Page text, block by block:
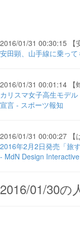
2016/01/31 00:30:15 【
安田顕、山手線に乗っ
2016/01/31 00:01:14 【
カリスマ女子高生モデ
宣言 - スポーツ報知
2016/01/31 00:00:27 【
2016年2月2日発売「旅
- MdN Design Interactive
2016/01/30の